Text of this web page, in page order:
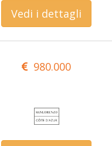
Vedi i dettagli
980.000